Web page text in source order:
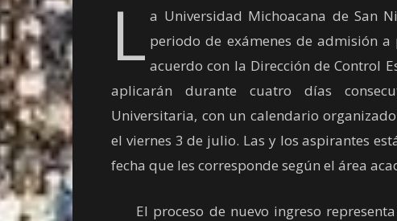
L a Universidad Michoacana de San
periodo de exámenes de admisión
acuerdo con la Dirección de Control
aplicarán durante cuatro días
Universitaria, con un calendario
el viernes 3 de julio. Las y los aspirantes
fecha que les corresponde según el área
El proceso de nuevo ingreso